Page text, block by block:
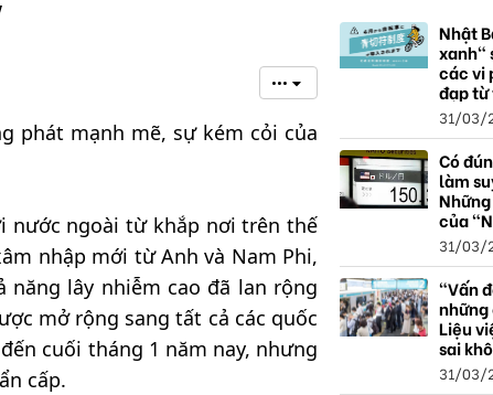
•••
phát mạnh mẽ, sự kém cỏi của
nước ngoài từ khắp nơi trên thế
nhập mới từ Anh và Nam Phi,
năng lây nhiễm cao đã lan rộng
mở rộng sang tất cả các quốc
cuối tháng 1 năm nay, nhưng
cấp.
Nhật
xanh"
các vi
đạp từ
sách
31/03/
Có
làm
của
thặng
31/03/
"Vấn
những
Liệu
sai
31/03/